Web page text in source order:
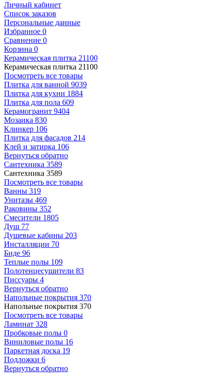
Личный кабинет
Список заказов
Персональные данные
Избранное 0
Сравнение 0
Корзина 0
Керамическая плитка 21100
Керамическая плитка 21100
Посмотреть все товары
Плитка для ванной 9039
Плитка для кухни 1884
Плитка для пола 609
Керамогранит 9404
Мозаика 830
Клинкер 106
Плитка для фасадов 214
Клей и затирка 106
Вернуться обратно
Сантехника 3589
Сантехника 3589
Посмотреть все товары
Ванны 319
Унитазы 469
Раковины 352
Смесители 1805
Душ 77
Душевые кабины 203
Инсталляции 70
Биде 96
Теплые полы 109
Полотенцесушители 83
Писсуары 4
Вернуться обратно
Напольные покрытия 370
Напольные покрытия 370
Посмотреть все товары
Ламинат 328
Пробковые полы 0
Виниловые полы 16
Паркетная доска 19
Подложки 6
Вернуться обратно